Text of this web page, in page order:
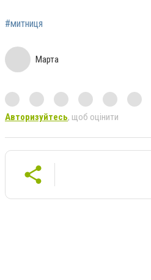
#митниця
Марта
Авторизуйтесь, щоб оцінити